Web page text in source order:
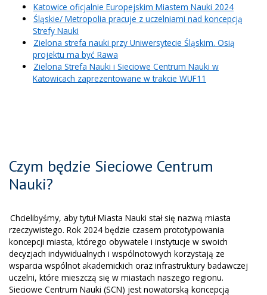
Katowice oficjalnie Europejskim Miastem Nauki 2024
Śląskie/ Metropolia pracuje z uczelniami nad koncepcją
Strefy Nauki
Zielona strefa nauki przy Uniwersytecie Śląskim. Osią
projektu ma być Rawa
Zielona Strefa Nauki i Sieciowe Centrum Nauki w
Katowicach zaprezentowane w trakcie WUF11
Czym będzie Sieciowe Centrum
Nauki?
Chcielibyśmy, aby tytuł Miasta Nauki stał się nazwą miasta
rzeczywistego. Rok 2024 będzie czasem prototypowania
koncepcji miasta, którego obywatele i instytucje w swoich
decyzjach indywidualnych i wspólnotowych korzystają ze
wsparcia wspólnot akademickich oraz infrastruktury badawczej
uczelni, które mieszczą się w miastach naszego regionu.
Sieciowe Centrum Nauki (SCN) jest nowatorską koncepcją